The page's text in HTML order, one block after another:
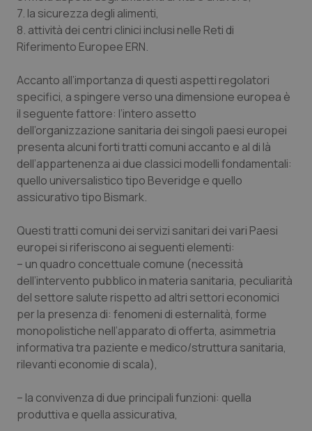
7. la sicurezza degli alimenti,
8. attività dei centri clinici inclusi nelle Reti di
Riferimento Europee ERN.
Accanto all’importanza di questi aspetti regolatori
specifici, a spingere verso una dimensione europea è
il seguente fattore: l’intero assetto
dell’organizzazione sanitaria dei singoli paesi europei
presenta alcuni forti tratti comuni accanto e al di là
dell’appartenenza ai due classici modelli fondamentali:
quello universalistico tipo Beveridge e quello
assicurativo tipo Bismark.
Questi tratti comuni dei servizi sanitari dei vari Paesi
europei si riferiscono ai seguenti elementi:
– un quadro concettuale comune (necessità
dell’intervento pubblico in materia sanitaria, peculiarità
del settore salute rispetto ad altri settori economici
per la presenza di: fenomeni di esternalità, forme
monopolistiche nell’apparato di offerta, asimmetria
informativa tra paziente e medico/struttura sanitaria,
rilevanti economie di scala),
– la convivenza di due principali funzioni: quella
produttiva e quella assicurativa,